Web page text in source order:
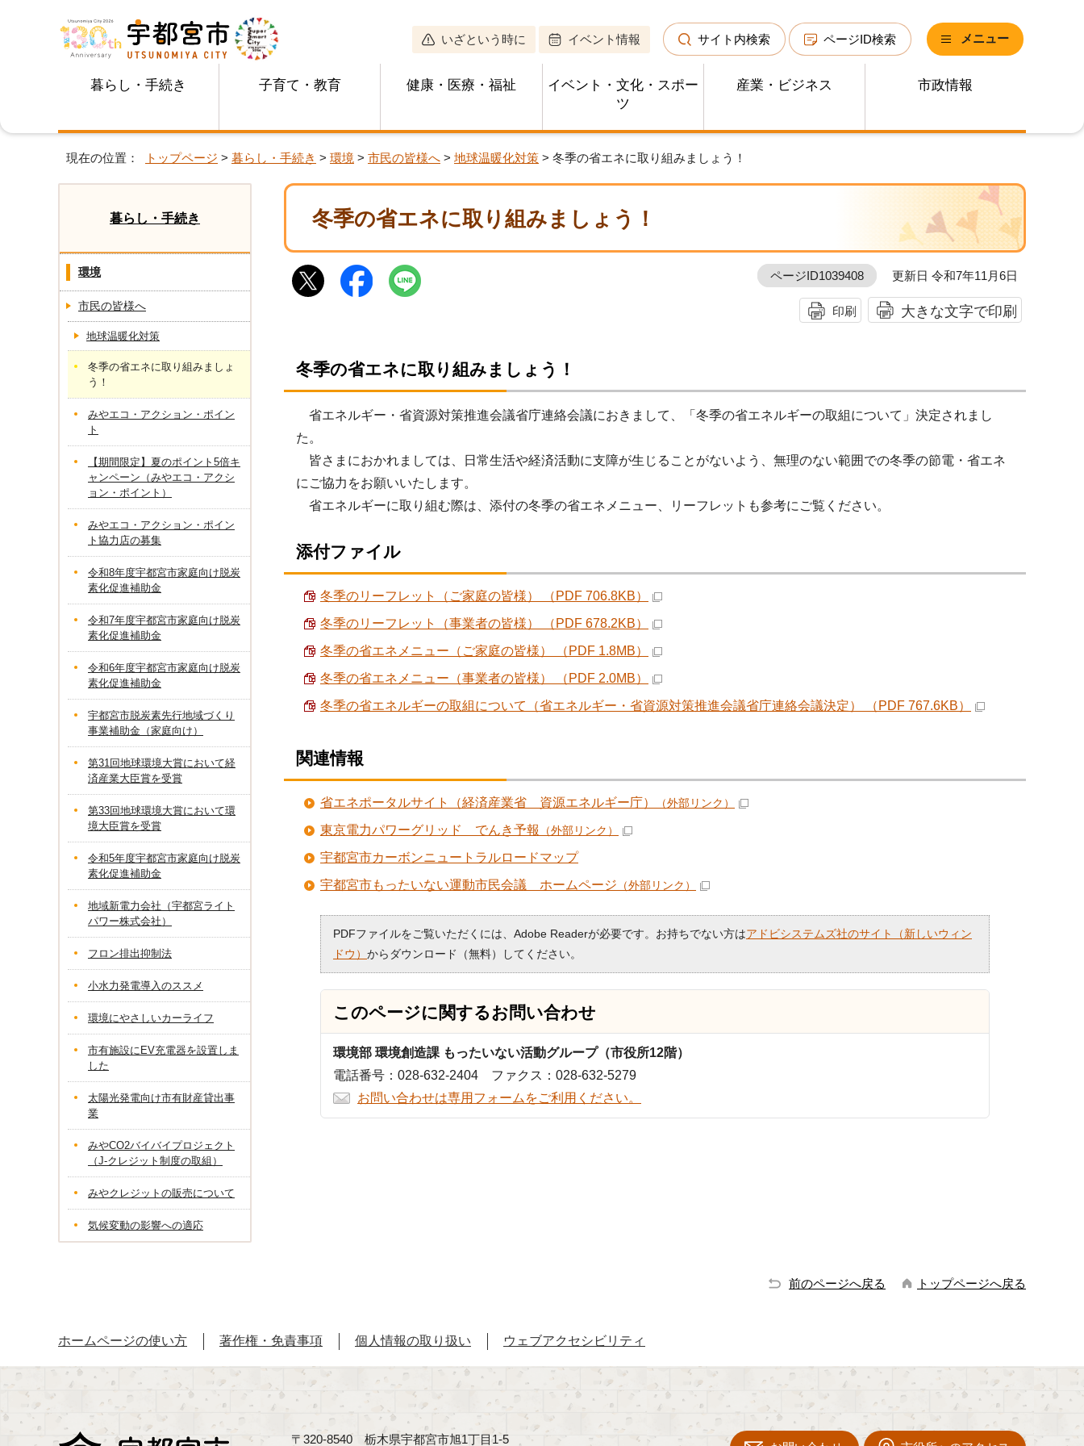
いざという時に イベント情報 サイト内検索 ページID検索 メニュー
暮らし・手続き 子育て・教育 健康・医療・福祉
イベント・文化・スポー
ツ
産業・ビジネス 市政情報
現在の位置： トップページ > 暮らし・手続き > 環境 > 市民の皆様へ > 地球温暖化対策 > 冬季の省エネに取り組みましょう！
冬季の省エネに取り組みましょう！
ページID1039408 更新日 令和7年11月6日
印刷 大きな文字で印刷
冬季の省エネに取り組みましょう！
省エネルギー・省資源対策推進会議省庁連絡会議におきまして、「冬季の省エネルギーの取組について」決定されまし
た。
皆さまにおかれましては、日常生活や経済活動に支障が生じることがないよう、無理のない範囲での冬季の節電・省エネ
にご協力をお願いいたします。
省エネルギーに取り組む際は、添付の冬季の省エネメニュー、リーフレットも参考にご覧ください。
添付ファイル
冬季のリーフレット（ご家庭の皆様） （PDF 706.8KB）
冬季のリーフレット（事業者の皆様） （PDF 678.2KB）
冬季の省エネメニュー（ご家庭の皆様） （PDF 1.8MB）
冬季の省エネメニュー（事業者の皆様） （PDF 2.0MB）
冬季の省エネルギーの取組について（省エネルギー・省資源対策推進会議省庁連絡会議決定） （PDF 767.6KB）
関連情報
省エネポータルサイト（経済産業省 資源エネルギー庁） （外部リンク）
東京電力パワーグリッド でんき予報 （外部リンク）
宇都宮市カーボンニュートラルロードマップ
宇都宮市もったいない運動市民会議 ホームページ （外部リンク）
PDFファイルをご覧いただくには、Adobe Readerが必要です。お持ちでない方はアドビシステムズ社のサイト（新しいウィン
ドウ） からダウンロード（無料）してください。
このページに関するお問い合わせ
環境部 環境創造課 もったいない活動グループ（市役所12階）
電話番号：028-632-2404 ファクス：028-632-5279
お問い合わせは専用フォームをご利用ください。
暮らし・手続き
環境
市民の皆様へ
地球温暖化対策
冬季の省エネに取り組みましょ
う！
みやエコ・アクション・ポイン
ト
【期間限定】夏のポイント5倍キ
ャンペーン（みやエコ・アクシ
ョン・ポイント）
みやエコ・アクション・ポイン
ト協力店の募集
令和8年度宇都宮市家庭向け脱炭
素化促進補助金
令和7年度宇都宮市家庭向け脱炭
素化促進補助金
令和6年度宇都宮市家庭向け脱炭
素化促進補助金
宇都宮市脱炭素先行地域づくり
事業補助金（家庭向け）
第31回地球環境大賞において経
済産業大臣賞を受賞
第33回地球環境大賞において環
境大臣賞を受賞
令和5年度宇都宮市家庭向け脱炭
素化促進補助金
地域新電力会社（宇都宮ライト
パワー株式会社）
フロン排出抑制法
小水力発電導入のススメ
環境にやさしいカーライフ
市有施設にEV充電器を設置しま
した
太陽光発電向け市有財産貸出事
業
みやCO2バイバイプロジェクト
（J-クレジット制度の取組）
みやクレジットの販売について
気候変動の影響への適応
前のページへ戻る トップページへ戻る
ホームページの使い方 著作権・免責事項 個人情報の取り扱い ウェブアクセシビリティ
〒320-8540 栃木県宇都宮市旭1丁目1-5